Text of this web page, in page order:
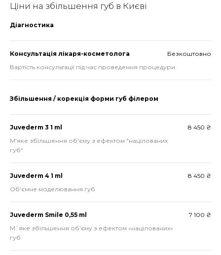
Ціни на збільшення губ в Києві
Діагностика
Консультація лікаря-косметолога
Безкоштовно
Вартість консультації під час проведення процедури
Збільшення / корекція форми губ філером
Juvederm 3 1 ml
8 450 ₴
М'яке збільшення об'єму з ефектом "націлованих
губ"
Juvederm 4 1 ml
8 450 ₴
Об'ємне моделювання губ
Juvederm Smile 0,55 ml
7 100 ₴
М`яке збільшення об'єму з ефектом «націлованих»
губ